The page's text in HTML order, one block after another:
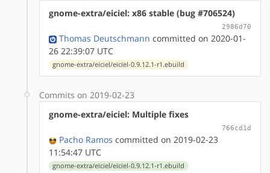
gnome-extra/eiciel: x86 stable (bug #706524)
2986d70
Thomas Deutschmann committed on 2020-01-
26 22:39:07 UTC
gnome-extra/eiciel/eiciel-0.9.12.1-r1.ebuild
Commits on 2019-02-23
gnome-extra/eiciel: Multiple fixes
766cd1d
Pacho Ramos committed on 2019-02-23
11:54:47 UTC
gnome-extra/eiciel/eiciel-0.9.12.1-r1.ebuild